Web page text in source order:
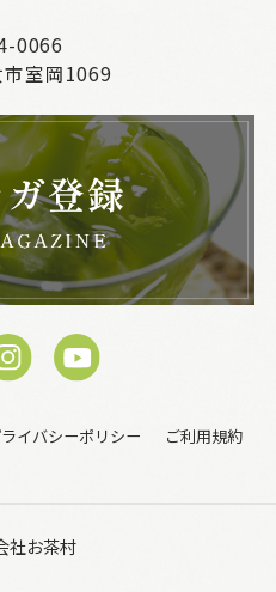
0066
室岡1069
イバシーポリシー ご利用規約
社お茶村